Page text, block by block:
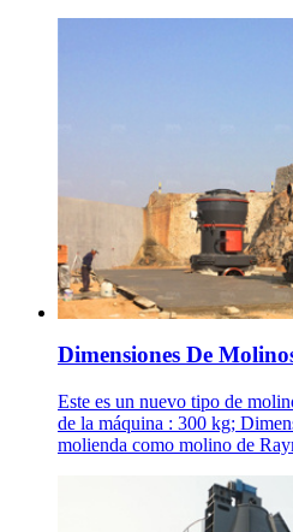
Dimensiones De
Este es un nuevo tipo de
de la máquina : 300 kg;
molienda como molino de